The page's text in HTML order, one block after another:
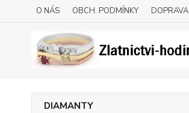
O NÁS OBCH. PODMÍNKY DOPRAVA
DIAMANTY